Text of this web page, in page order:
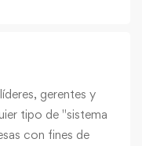
gerentes y
tipo de "sistema
con fines de